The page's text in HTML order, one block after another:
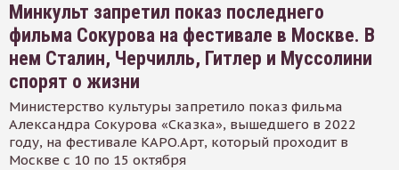
Минкульт запретил показ последнего
фильма Сокурова на фестивале в Москве. В
нем Сталин, Черчилль, Гитлер и Муссолини
спорят о жизни
Министерство культуры запретило показ фильма
Александра Сокурова «Сказка», вышедшего в 2022
году, на фестивале КАРО.Арт, который проходит в
Москве с 10 по 15 октября